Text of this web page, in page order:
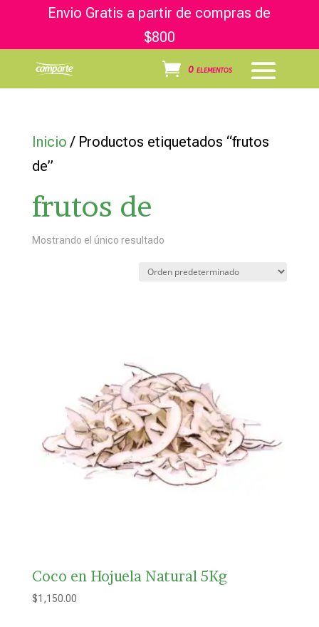
Envio Gratis a partir de compras de
$800
0 elementos
Inicio / Productos etiquetados “frutos
de”
frutos de
Mostrando el único resultado
Coco en Hojuela Natural 5Kg
$1,150.00